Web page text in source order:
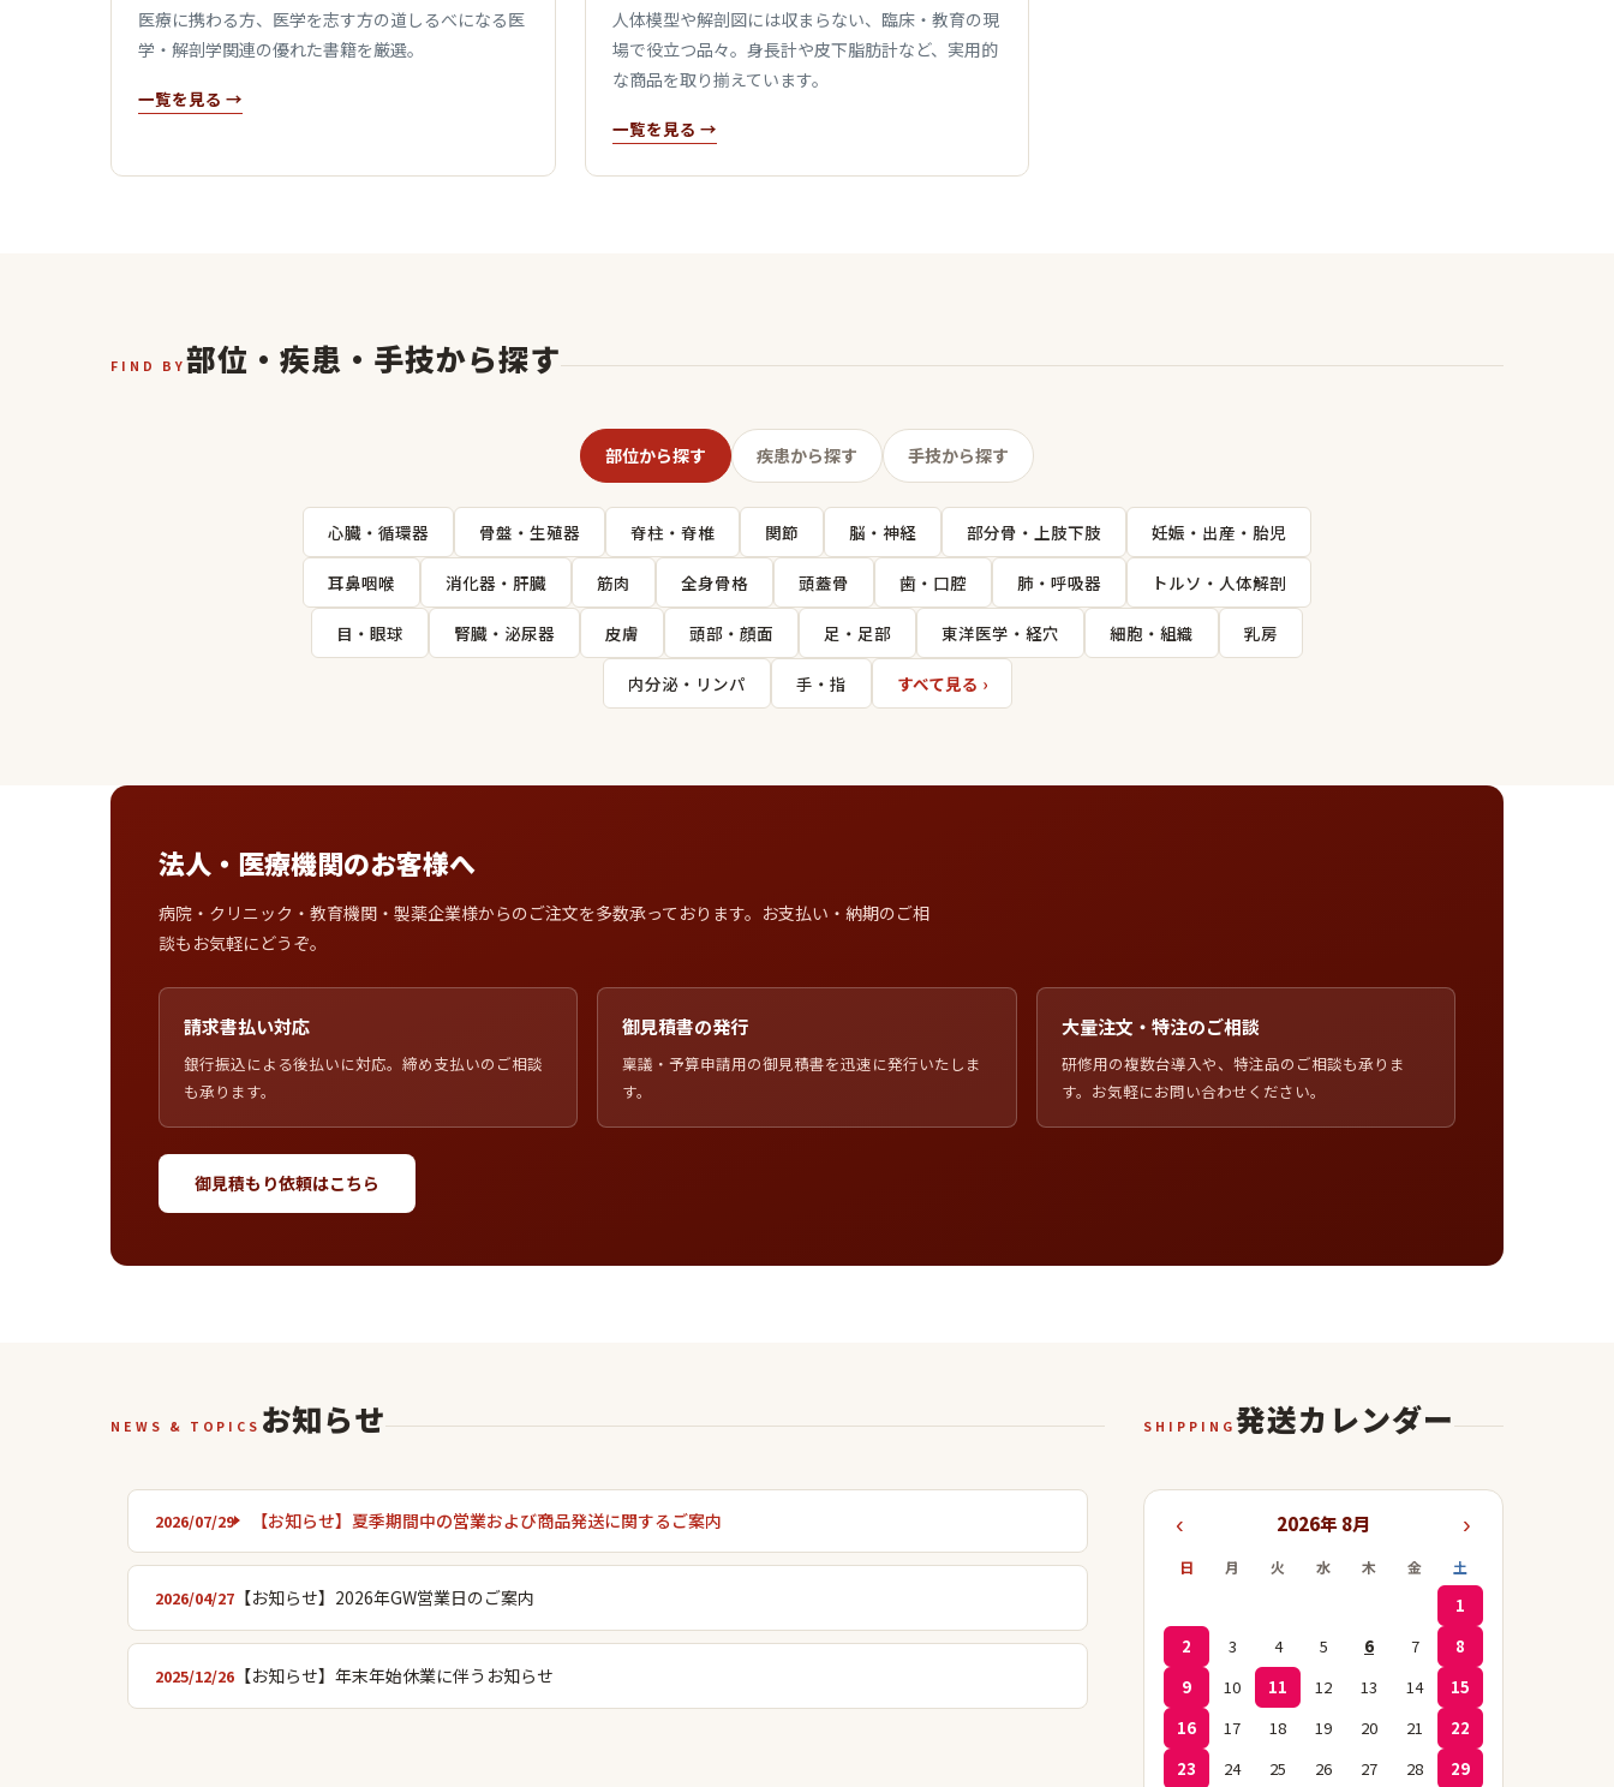
医療に携わる方、医学を志す方の道しるべになる医
学・解剖学関連の優れた書籍を厳選。
一覧を見る →
人体模型や解剖図には収まらない、臨床・教育の現
場で役立つ品々。身長計や皮下脂肪計など、実用的
な商品を取り揃えています。
一覧を見る →
FIND BY 部位・疾患・手技から探す
部位から探す 疾患から探す 手技から探す
心臓・循環器 骨盤・生殖器 脊柱・脊椎 関節 脳・神経 部分骨・上肢下肢 妊娠・出産・胎児
耳鼻咽喉 消化器・肝臓 筋肉 全身骨格 頭蓋骨 歯・口腔 肺・呼吸器 トルソ・人体解剖
目・眼球 腎臓・泌尿器 皮膚 頭部・顔面 足・足部 東洋医学・経穴 細胞・組織 乳房
内分泌・リンパ 手・指 すべて見る ›
法人・医療機関のお客様へ
病院・クリニック・教育機関・製薬企業様からのご注文を多数承っております。お支払い・納期のご相
談もお気軽にどうぞ。
請求書払い対応
銀行振込による後払いに対応。締め支払いのご相談
も承ります。
御見積書の発行
稟議・予算申請用の御見積書を迅速に発行いたしま
す。
大量注文・特注のご相談
研修用の複数台導入や、特注品のご相談も承りま
す。お気軽にお問い合わせください。
御見積もり依頼はこちら
NEWS & TOPICS お知らせ
2026/07/29 【お知らせ】夏季期間中の営業および商品発送に関するご案内
2026/04/27 【お知らせ】2026年GW営業日のご案内
2025/12/26 【お知らせ】年末年始休業に伴うお知らせ
SHIPPING 発送カレンダー
‹ 2026年 8月 ›
日 月 火 水 木 金 土
1
2
3 4 5 6 7
8
9
10 11 12 13 14
15
16
17 18 19 20 21
22
23
24 25 26 27 28
29